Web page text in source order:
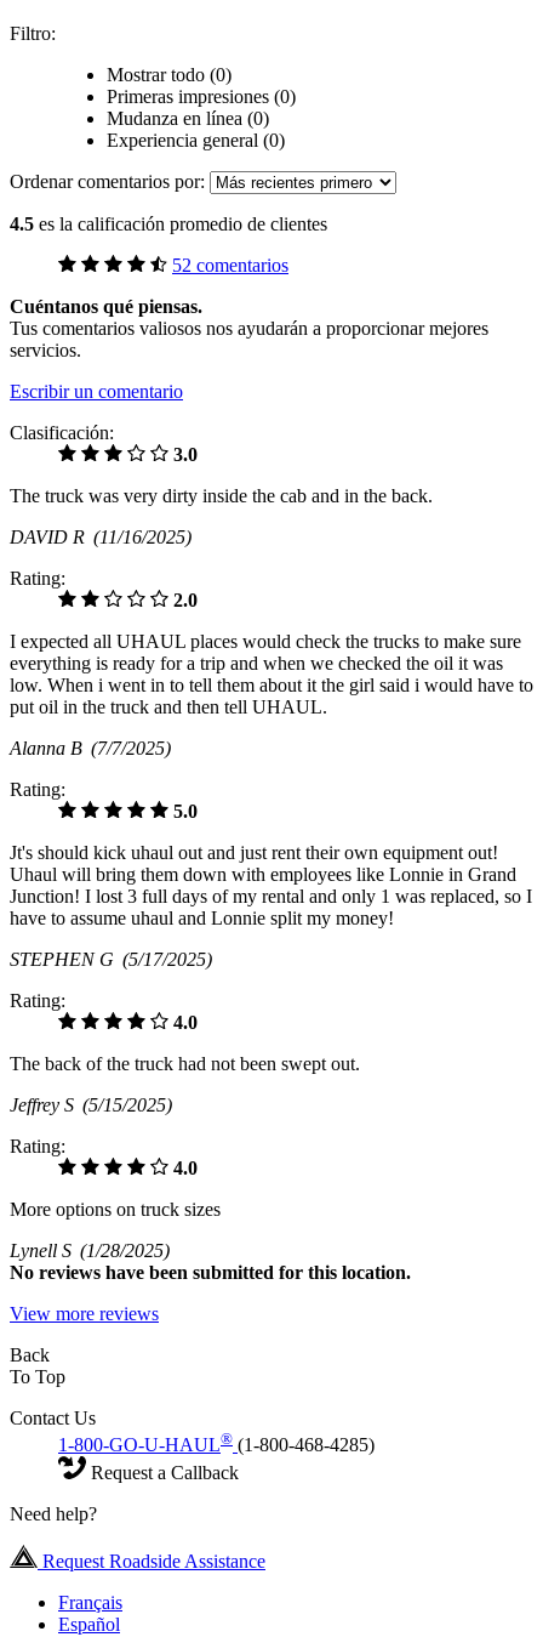
Filtro:
Mostrar todo (0)
Primeras impresiones (0)
Mudanza en línea (0)
Experiencia general (0)
Ordenar comentarios por:
4.5 es la calificación promedio de clientes
52 comentarios
Cuéntanos qué piensas.
Tus comentarios valiosos nos ayudarán a proporcionar mejores
servicios.
Escribir un comentario
Clasificación:
3.0
The truck was very dirty inside the cab and in the back.
DAVID R (11/16/2025)
Rating:
2.0
I expected all UHAUL places would check the trucks to make sure
everything is ready for a trip and when we checked the oil it was
low. When i went in to tell them about it the girl said i would have to
put oil in the truck and then tell UHAUL.
Alanna B (7/7/2025)
Rating:
5.0
Jt's should kick uhaul out and just rent their own equipment out!
Uhaul will bring them down with employees like Lonnie in Grand
Junction! I lost 3 full days of my rental and only 1 was replaced, so I
have to assume uhaul and Lonnie split my money!
STEPHEN G (5/17/2025)
Rating:
4.0
The back of the truck had not been swept out.
Jeffrey S (5/15/2025)
Rating:
4.0
More options on truck sizes
Lynell S (1/28/2025)
No reviews have been submitted for this location.
View more reviews
Back
To Top
Contact Us
1-800-GO-U-HAUL® (1-800-468-4285)
Request a Callback
Need help?
Request Roadside Assistance
Français
Español